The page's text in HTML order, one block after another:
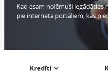
Kad esam nolēmuši
pie interneta portāliem, kas
Kredīti